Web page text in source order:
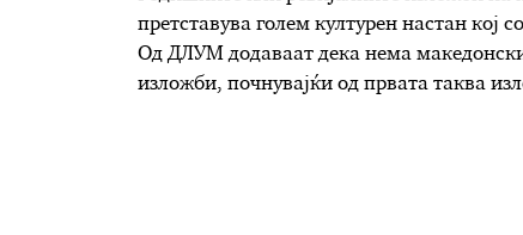
претставува голем културен настан кој
Од ДЛУМ додаваат дека нема македонски
изложби, почнувајќи од првата таква